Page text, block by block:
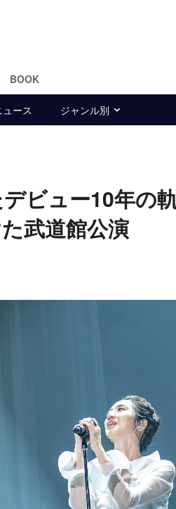
BOOK
ュース ジャンル別
ビュー10年の
武道館公演